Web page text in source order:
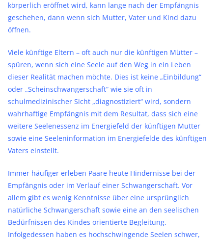
körperlich eröffnet wird, kann lange nach der Empfängnis
geschehen, dann wenn sich Mutter, Vater und Kind dazu
öffnen.
Viele künftige Eltern – oft auch nur die künftigen Mütter –
spüren, wenn sich eine Seele auf den Weg in ein Leben
dieser Realität machen möchte. Dies ist keine „Einbildung“
oder „Scheinschwangerschaft“ wie sie oft in
schulmedizinischer Sicht „diagnostiziert“ wird, sondern
wahrhaftige Empfängnis mit dem Resultat, dass sich eine
weitere Seelenessenz im Energiefeld der künftigen Mutter
sowie eine Seeleninformation im Energiefelde des künftigen
Vaters einstellt.
Immer häufiger erleben Paare heute Hindernisse bei der
Empfängnis oder im Verlauf einer Schwangerschaft. Vor
allem gibt es wenig Kenntnisse über eine ursprünglich
natürliche Schwangerschaft sowie eine an den seelischen
Bedürfnissen des Kindes orientierte Begleitung.
Infolgedessen haben es hochschwingende Seelen schwer,